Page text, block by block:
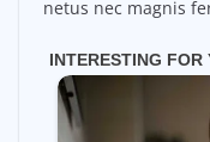
netus nec magnis